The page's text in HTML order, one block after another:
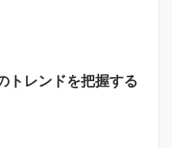
トレンドを把握する